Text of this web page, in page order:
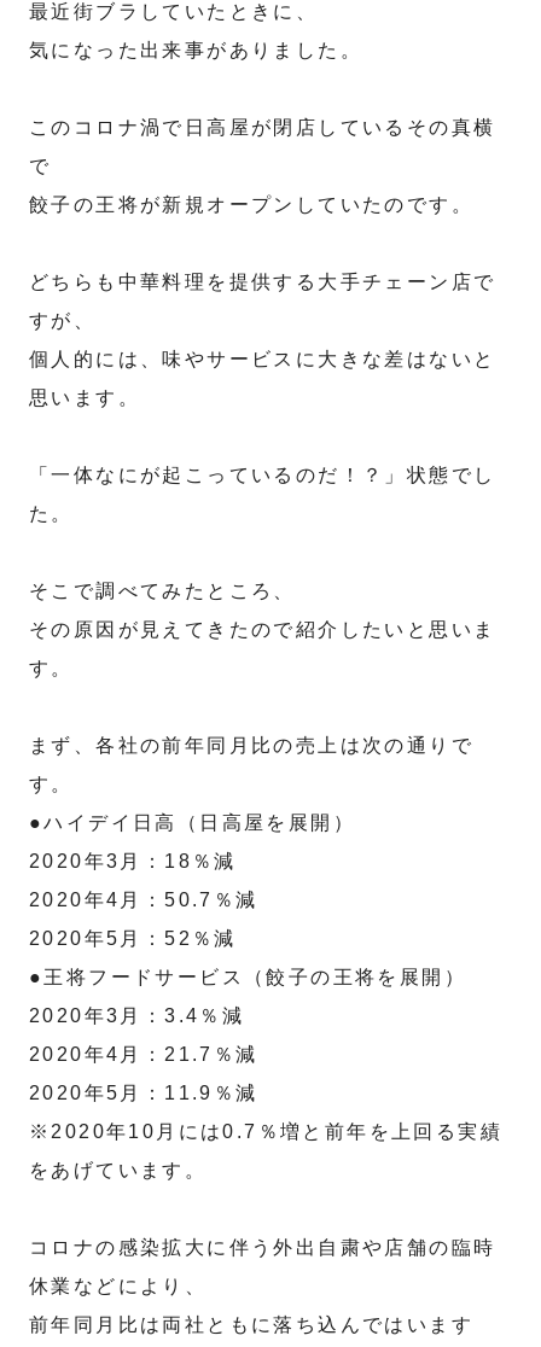
最近街ブラしていたときに、
気になった出来事がありました。
このコロナ渦で日高屋が閉店しているその真横
で
餃子の王将が新規オープンしていたのです。
どちらも中華料理を提供する大手チェーン店で
すが、
個人的には、味やサービスに大きな差はないと
思います。
「一体なにが起こっているのだ！？」状態でし
た。
そこで調べてみたところ、
その原因が見えてきたので紹介したいと思いま
す。
まず、各社の前年同月比の売上は次の通りで
す。
●ハイデイ日高（日高屋を展開）
2020年3月：18％減
2020年4月：50.7％減
2020年5月：52％減
●王将フードサービス（餃子の王将を展開）
2020年3月：3.4％減
2020年4月：21.7％減
2020年5月：11.9％減
※2020年10月には0.7％増と前年を上回る実績
をあげています。
コロナの感染拡大に伴う外出自粛や店舗の臨時
休業などにより、
前年同月比は両社ともに落ち込んではいます